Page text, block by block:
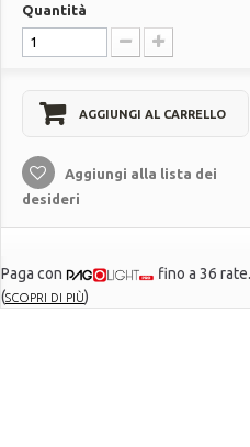
Quantità
AGGIUNGI AL CARRELLO
Aggiungi alla lista dei
desideri
Paga con
fino a 36 rate.
(SCOPRI DI PIÙ)